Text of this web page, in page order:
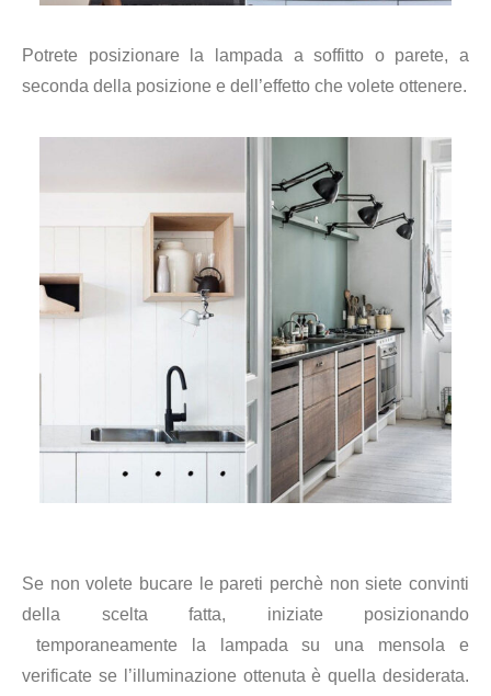
Potrete posizionare la lampada a soffitto o parete, a
seconda della posizione e dell’effetto che volete ottenere.
Se non volete bucare le pareti perchè non siete convinti
della scelta fatta, iniziate posizionando
temporaneamente la lampada su una mensola e
verificate se l’illuminazione ottenuta è quella desiderata.